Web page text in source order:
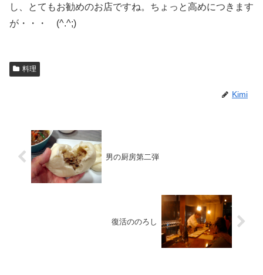
し、とてもお勧めのお店ですね。ちょっと高めにつきます
が・・・ (^.^;)
料理
Kimi
男の厨房第二弾
復活ののろし